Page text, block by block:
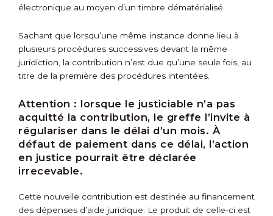
électronique au moyen d’un timbre dématérialisé.
Sachant que lorsqu’une même instance donne lieu à
plusieurs procédures successives devant la même
juridiction, la contribution n’est due qu’une seule fois, au
titre de la première des procédures intentées.
Attention : lorsque le justiciable n’a pas
acquitté la contribution, le greffe l’invite à
régulariser dans le délai d’un mois. À
défaut de paiement dans ce délai, l’action
en justice pourrait être déclarée
irrecevable.
Cette nouvelle contribution est destinée au financement
des dépenses d’aide juridique. Le produit de celle-ci est